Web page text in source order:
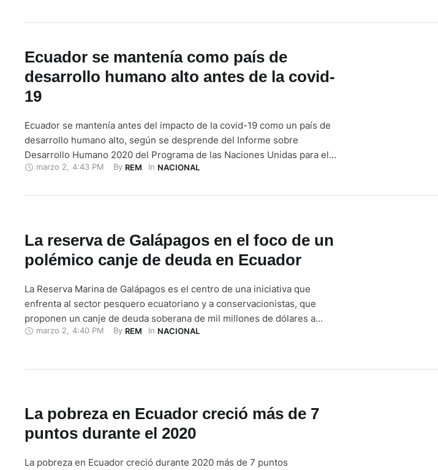
Ecuador se mantenía como país de
desarrollo humano alto antes de la covid-
19
Ecuador se mantenía antes del impacto de la covid-19 como un país de
desarrollo humano alto, según se desprende del Informe sobre
Desarrollo Humano 2020 del Programa de las Naciones Unidas para el
Desarrollo (PNUD), dado a conocer este martes en Quito. El Indice de
longevidad, …
marzo 2, 4:43 PM By REM In NACIONAL
La reserva de Galápagos en el foco de un
polémico canje de deuda en Ecuador
La Reserva Marina de Galápagos es el centro de una iniciativa que
enfrenta al sector pesquero ecuatoriano y a conservacionistas, que
proponen un canje de deuda soberana de mil millones de dólares a
cambio de ampliar en 312.000 kilómetros cuadrados la actual área
marzo 2, 4:40 PM By REM In NACIONAL
La pobreza en Ecuador creció más de 7
puntos durante el 2020
La pobreza en Ecuador creció durante 2020 más de 7 puntos